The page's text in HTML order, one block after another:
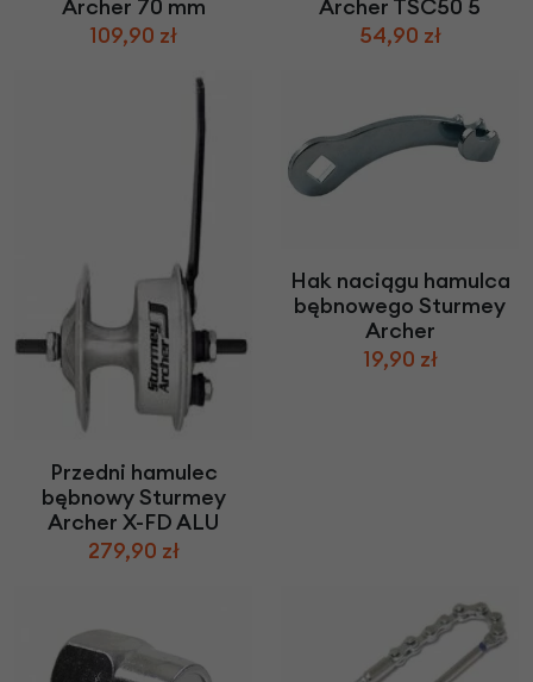
Archer 70 mm
109,90 zł
Archer TSC50 5
54,90 zł
Przedni hamulec
bębnowy Sturmey
Archer X-FD ALU
279,90 zł
Hak naciągu hamulca
bębnowego Sturmey
Archer
19,90 zł